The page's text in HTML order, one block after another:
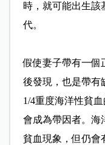
時，就可能出生該
代。
假使妻子帶有一個
後發現，也是帶有
1/4重度海洋性貧
會成為帶因者。海
貧血現象，但仍會